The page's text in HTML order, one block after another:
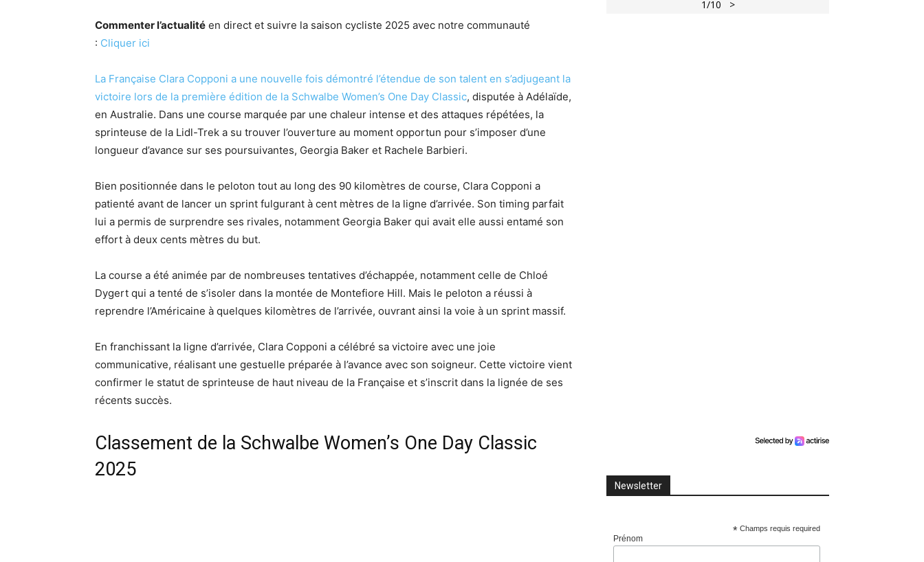
Commenter l’actualité en direct et suivre la saison cycliste 2025 avec notre communauté
: Cliquer ici
La Française Clara Copponi a une nouvelle fois démontré l’étendue de son talent en s’adjugeant la
victoire lors de la première édition de la Schwalbe Women’s One Day Classic, disputée à Adélaïde,
en Australie. Dans une course marquée par une chaleur intense et des attaques répétées, la
sprinteuse de la Lidl-Trek a su trouver l’ouverture au moment opportun pour s’imposer d’une
longueur d’avance sur ses poursuivantes, Georgia Baker et Rachele Barbieri.
Bien positionnée dans le peloton tout au long des 90 kilomètres de course, Clara Copponi a
patienté avant de lancer un sprint fulgurant à cent mètres de la ligne d’arrivée. Son timing parfait
lui a permis de surprendre ses rivales, notamment Georgia Baker qui avait elle aussi entamé son
effort à deux cents mètres du but.
La course a été animée par de nombreuses tentatives d’échappée, notamment celle de Chloé
Dygert qui a tenté de s’isoler dans la montée de Montefiore Hill. Mais le peloton a réussi à
reprendre l’Américaine à quelques kilomètres de l’arrivée, ouvrant ainsi la voie à un sprint massif.
En franchissant la ligne d’arrivée, Clara Copponi a célébré sa victoire avec une joie
communicative, réalisant une gestuelle préparée à l’avance avec son soigneur. Cette victoire vient
confirmer le statut de sprinteuse de haut niveau de la Française et s’inscrit dans la lignée de ses
récents succès.
Classement de la Schwalbe Women’s One Day Classic
2025
1/10 >
Newsletter
* Champs requis required
Prénom